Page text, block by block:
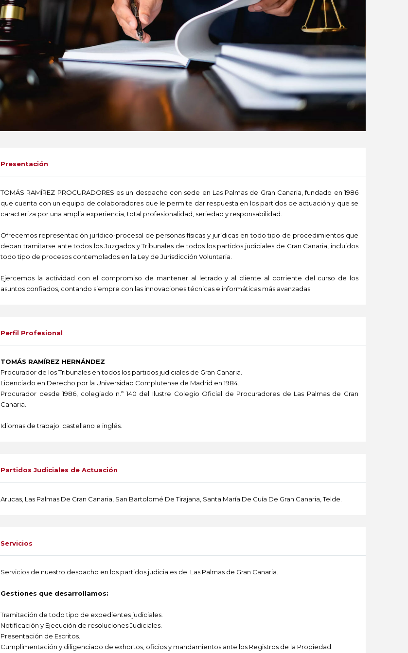
Presentación
TOMÁS RAMÍREZ PROCURADORES es un despacho con sede en Las Palmas de Gran Canaria, fundado en 1986
que cuenta con un equipo de colaboradores que le permite dar respuesta en los partidos de actuación y que se
caracteriza por una amplia experiencia, total profesionalidad, seriedad y responsabilidad.
Ofrecemos representación jurídico-procesal de personas físicas y jurídicas en todo tipo de procedimientos que
deban tramitarse ante todos los Juzgados y Tribunales de todos los partidos judiciales de Gran Canaria, incluidos
todo tipo de procesos contemplados en la Ley de Jurisdicción Voluntaria.
Ejercemos la actividad con el compromiso de mantener al letrado y al cliente al corriente del curso de los
asuntos confiados, contando siempre con las innovaciones técnicas e informáticas más avanzadas.
Perfil Profesional
TOMÁS RAMÍREZ HERNÁNDEZ
Procurador de los Tribunales en todos los partidos judiciales de Gran Canaria.
Licenciado en Derecho por la Universidad Complutense de Madrid en 1984.
Procurador desde 1986, colegiado n.º 140 del Ilustre Colegio Oficial de Procuradores de Las Palmas de Gran
Canaria.
Idiomas de trabajo: castellano e inglés.
Partidos Judiciales de Actuación
Arucas, Las Palmas De Gran Canaria, San Bartolomé De Tirajana, Santa María De Guía De Gran Canaria, Telde.
Servicios
Servicios de nuestro despacho en los partidos judiciales de: Las Palmas de Gran Canaria.
Gestiones que desarrollamos:
Tramitación de todo tipo de expedientes judiciales.
Notificación y Ejecución de resoluciones Judiciales.
Presentación de Escritos.
Cumplimentación y diligenciado de exhortos, oficios y mandamientos ante los Registros de la Propiedad.